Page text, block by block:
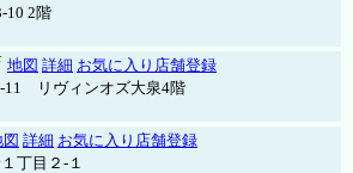
10 2階
地図 詳細 お気に入り店舗登録
11 リヴィンオズ大泉4階
詳細 お気に入り店舗登録
丁目２-１